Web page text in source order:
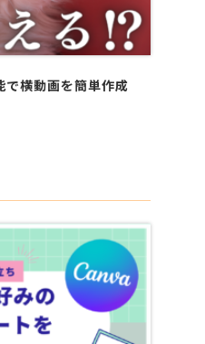
横動画を簡単作成